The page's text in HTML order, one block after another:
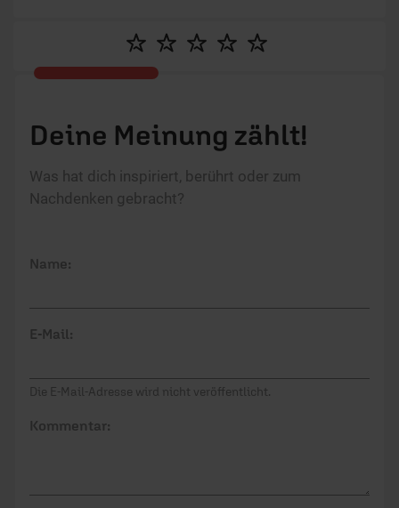
Deine Meinung zählt!
Was hat dich inspiriert, berührt oder zum
Nachdenken gebracht?
Name:
E-Mail:
Die E-Mail-Adresse wird nicht veröffentlicht.
Kommentar: